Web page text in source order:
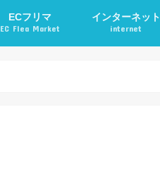
ECフリマ
EC Flea Market
インターネット
internet